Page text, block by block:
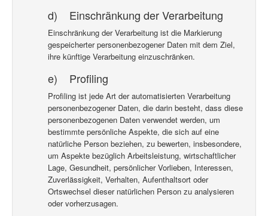
d) Einschränkung der Verarbeitung
Einschränkung der Verarbeitung ist die Markierung
gespeicherter personenbezogener Daten mit dem Ziel,
ihre künftige Verarbeitung einzuschränken.
e) Profiling
Profiling ist jede Art der automatisierten Verarbeitung
personenbezogener Daten, die darin besteht, dass diese
personenbezogenen Daten verwendet werden, um
bestimmte persönliche Aspekte, die sich auf eine
natürliche Person beziehen, zu bewerten, insbesondere,
um Aspekte bezüglich Arbeitsleistung, wirtschaftlicher
Lage, Gesundheit, persönlicher Vorlieben, Interessen,
Zuverlässigkeit, Verhalten, Aufenthaltsort oder
Ortswechsel dieser natürlichen Person zu analysieren
oder vorherzusagen.